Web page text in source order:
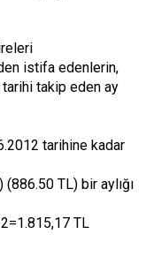
istifa edenlerin,
takip eden ay
tarihine kadar
TL) bir aylığı
TL